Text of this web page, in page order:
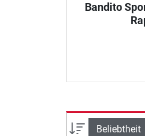
Bandito
Sortierung